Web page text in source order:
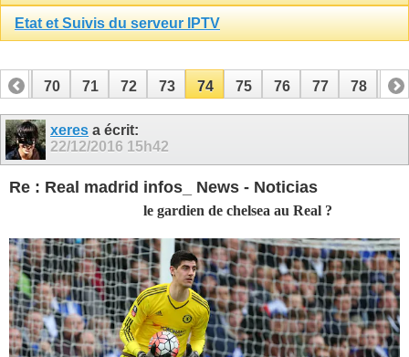
Etat et Suivis du serveur IPTV
69 70 71 72 73 74 75 76 77 78 79
89 90xeres a écrit:
22/12/2016 15h42
Re : Real madrid infos_ News - Noticias
le gardien de chelsea au Real ?